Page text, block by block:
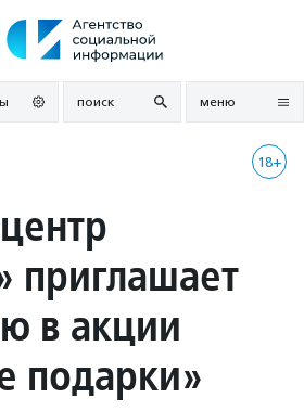
поиск меню
18+
приглашает
в акции
подарки»